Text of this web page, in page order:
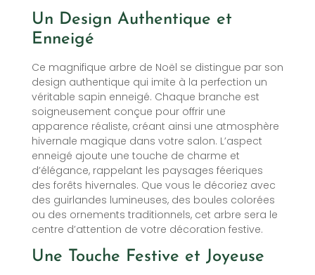
Un Design Authentique et
Enneigé
Ce magnifique arbre de Noël se distingue par son
design authentique qui imite à la perfection un
véritable sapin enneigé. Chaque branche est
soigneusement conçue pour offrir une
apparence réaliste, créant ainsi une atmosphère
hivernale magique dans votre salon. L’aspect
enneigé ajoute une touche de charme et
d’élégance, rappelant les paysages féeriques
des forêts hivernales. Que vous le décoriez avec
des guirlandes lumineuses, des boules colorées
ou des ornements traditionnels, cet arbre sera le
centre d’attention de votre décoration festive.
Une Touche Festive et Joyeuse